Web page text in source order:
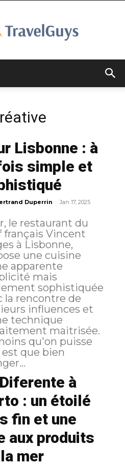
Lisbonne : à
simple et
Duperrin - Jan 17, 2025
le restaurant du
français Vincent
à Lisbonne,
une cuisine
apparente
mais
sophistiquée
la rencontre de
influences et
technique
maitrisée.
qu'on puisse
que bien
à
: un étoilé
fin et une
aux produits
mer